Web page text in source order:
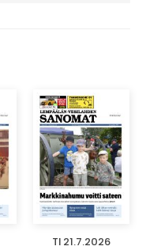
TI 21.7.2026